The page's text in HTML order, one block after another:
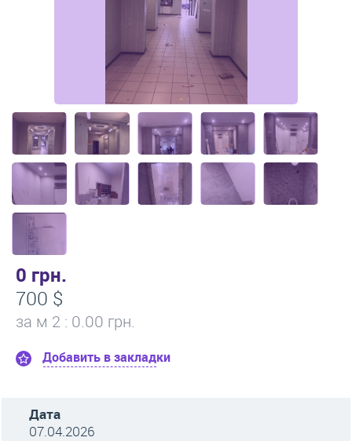
0 грн.
700 $
за м 2 : 0.00 грн.
Добавить в закладки
Дата
07.04.2026